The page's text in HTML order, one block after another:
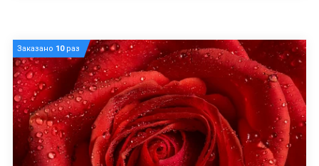
Заказано 10раз